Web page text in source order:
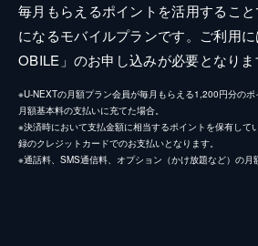
毎月もらえるポイントを活用するこ
になるモバイルプランです。ご利用
OBILE」のお申し込みが必要となりま
※U-NEXTの月額プラン会員が毎月もらえる1,200円分の
月額基本料の支払いに充てた場合。
※決済時において支払金額に相当するポイントを保有して
録のクレジットカードでのお支払いとなります。
※通話料、SMS通信料、オプション（かけ放題など）の月